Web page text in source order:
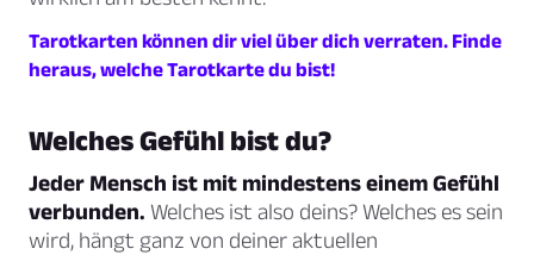
Tarotkarten können dir viel über dich verraten. Finde
heraus, welche Tarotkarte du bist!
Welches Gefühl bist du?
Jeder Mensch ist mit mindestens einem Gefühl
verbunden. Welches ist also deins? Welches es sein
wird, hängt ganz von deiner aktuellen